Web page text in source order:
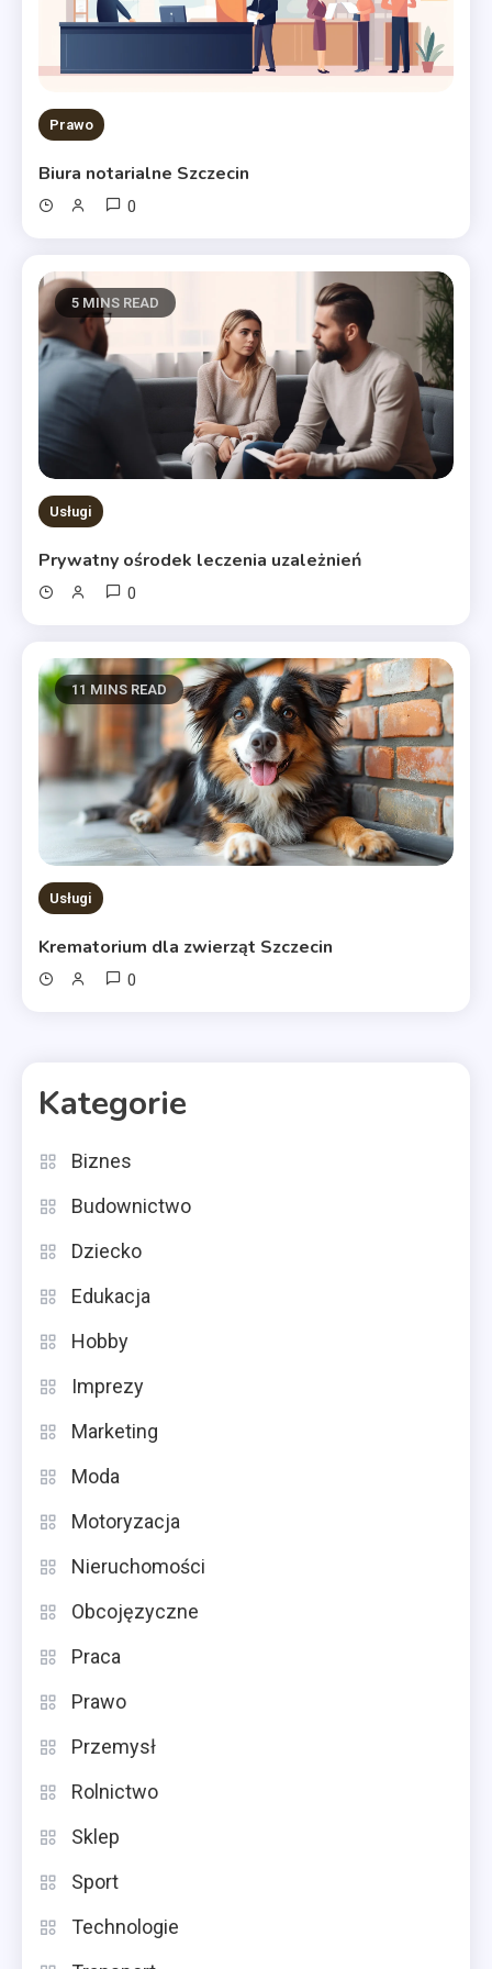
Prawo
Biura notarialne Szczecin
0
5 MINS READ
Usługi
Prywatny ośrodek leczenia uzależnień
0
11 MINS READ
Usługi
Krematorium dla zwierząt Szczecin
0
Kategorie
Biznes
Budownictwo
Dziecko
Edukacja
Hobby
Imprezy
Marketing
Moda
Motoryzacja
Nieruchomości
Obcojęzyczne
Praca
Prawo
Przemysł
Rolnictwo
Sklep
Sport
Technologie